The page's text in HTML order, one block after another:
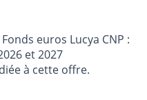
Fonds euros Lucya CNP :
et 2027
à cette offre.